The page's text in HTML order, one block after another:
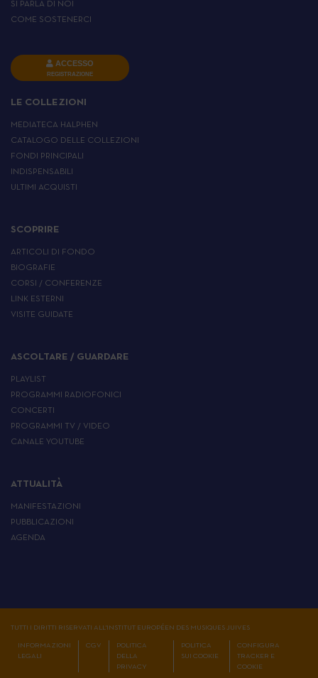
SI PARLA DI NOI
COME SOSTENERCI
ACCESSO
REGISTRAZIONE
LE COLLEZIONI
MEDIATECA HALPHEN
CATALOGO DELLE COLLEZIONI
FONDI PRINCIPALI
INDISPENSABILI
ULTIMI ACQUISTI
SCOPRIRE
ARTICOLI DI FONDO
BIOGRAFIE
CORSI / CONFERENZE
LINK ESTERNI
VISITE GUIDATE
ASCOLTARE / GUARDARE
PLAYLIST
PROGRAMMI RADIOFONICI
CONCERTI
PROGRAMMI TV / VIDEO
CANALE YOUTUBE
ATTUALITÀ
MANIFESTAZIONI
PUBBLICAZIONI
AGENDA
TUTTI I DIRITTI RISERVATI ALL'INSTITUT EUROPÉEN DES MUSIQUES JUIVES
INFORMAZIONI
LEGALI
CGV
POLITICA
DELLA
PRIVACY
POLITICA
SUI COOKIE
CONFIGURA
TRACKER E
COOKIE